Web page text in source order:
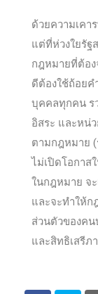
ด้วยความเค
แต่ที่ห่วงใยรั
กฎหมายที่ต้อ
ดีต้องใช้ถ้อยค
บุคคลทุกคน ร
อิสระ และหน่
ตามกฎหมาย
ไม่เปิดโอกาส
ในกฎหมาย จ
และจะทำให้
ส่วนตัวของค
และสิทธิเสรีภ